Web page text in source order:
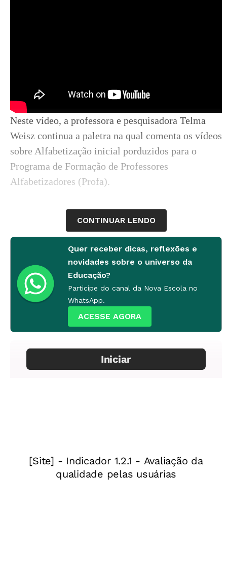
Neste vídeo, a professora e pesquisadora Telma
Weisz continua a paletra na qual comenta os vídeos
sobre Alfabetização inicial porduzidos para o
Programa de Formação de Professores
Alfabetizadores (Profa).
CONTINUAR LENDO
Quer receber dicas, reflexões e
novidades sobre o universo da
Educação?
Participe do canal da Nova Escola no
WhatsApp.
ACESSE AGORA